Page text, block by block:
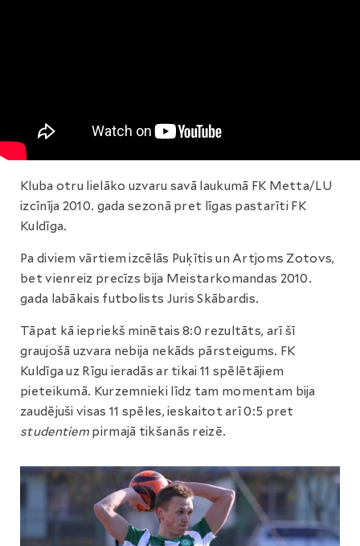
Kluba otru lielāko uzvaru savā laukumā FK Metta/LU
izcīnīja 2010. gada sezonā pret līgas pastarīti FK
Kuldīga.
Pa diviem vārtiem izcēlās Puķītis un Artjoms Zotovs,
bet vienreiz precīzs bija Meistarkomandas 2010.
gada labākais futbolists Juris Skābardis.
Tāpat kā iepriekš minētais 8:0 rezultāts, arī šī
graujošā uzvara nebija nekāds pārsteigums. FK
Kuldīga uz Rīgu ieradās ar tikai 11 spēlētājiem
pieteikumā. Kurzemnieki līdz tam momentam bija
zaudējuši visas 11 spēles, ieskaitot arī 0:5 pret
studentiem pirmajā tikšanās reizē.